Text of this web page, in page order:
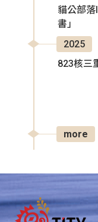
貓公部
書」
2025
823核三
more